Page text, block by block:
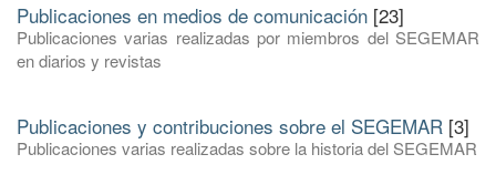
Publicaciones en medios de comunicación [23]
Publicaciones varias realizadas por miembros del SEGEMAR
en diarios y revistas
Publicaciones y contribuciones sobre el SEGEMAR [3]
Publicaciones varias realizadas sobre la historia del SEGEMAR